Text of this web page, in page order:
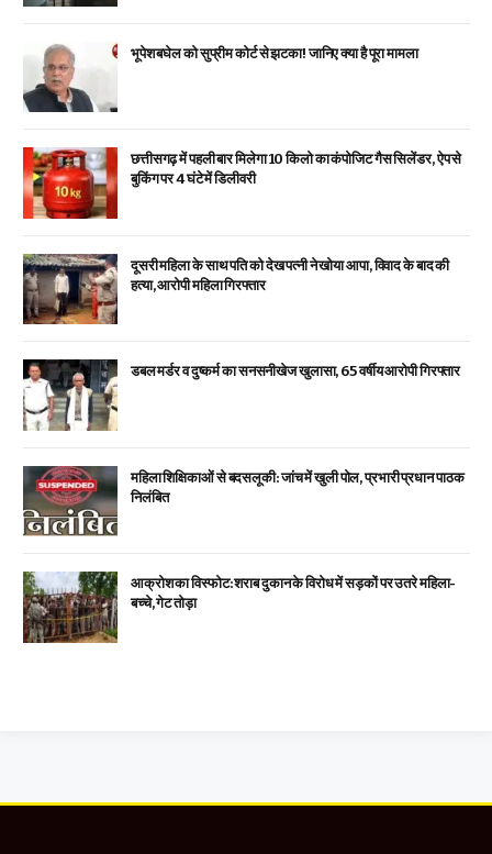
भूपेश बघेल को सुप्रीम कोर्ट से झटका! जानिए क्या है पूरा मामला
छत्तीसगढ़ में पहली बार मिलेगा 10 किलो का कंपोजिट गैस सिलेंडर, ऐप से
बुकिंग पर 4 घंटे में डिलीवरी
दूसरी महिला के साथ पति को देख पत्नी ने खोया आपा, विवाद के बाद की
हत्या, आरोपी महिला गिरफ्तार
डबल मर्डर व दुष्कर्म का सनसनीखेज खुलासा, 65 वर्षीय आरोपी गिरफ्तार
महिला शिक्षिकाओं से बदसलूकी: जांच में खुली पोल, प्रभारी प्रधान पाठक
निलंबित
आक्रोश का विस्फोट: शराब दुकान के विरोध में सड़कों पर उतरे महिला-
बच्चे, गेट तोड़ा